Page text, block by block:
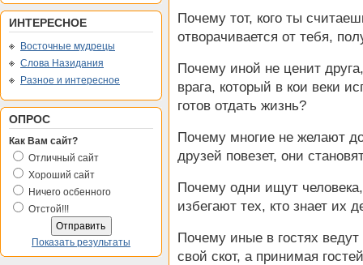
ИНТЕРЕСНОЕ
Восточные мудрецы
Слова Назидания
Разное и интересное
ОПРОС
Как Вам сайт?
Отличный сайт
Хороший сайт
Ничего осбенного
Отстой!!!
Показать результаты
Почему тот, кого ты
отворачивается от тебя,
Почему иной не ценит
врага, который в кои веки
готов отдать жизнь?
Почему многие не желают
друзей повезет, они
Почему одни ищут
избегают тех, кто знает их
Почему иные в гостях
свой скот, а принимая